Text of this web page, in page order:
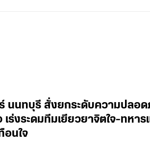
นนทบุรี สั่งยกระดับความปลอ
ร่งระดมทีมเยียวยาจิตใจ-ทหาร
อนใจ